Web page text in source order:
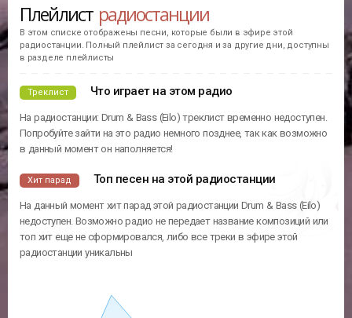
Плейлист радиостанции
В этом списке отображены песни, которые были в эфире этой
радиостанции. Полный плейлист за сегодня и за другие дни, доступны
в разделе плейлисты
Треклист Что играет на этом радио
На радиостанции: Drum & Bass (Eilo) треклист временно недоступен.
Попробуйте зайти на это радио немного позднее, так как возможно
в данный момент он наполняется!
Хит парад Топ песен на этой радиостанции
На данный момент хит парад этой радиостанции Drum & Bass (Eilo)
недоступен. Возможно радио не передает название композиций или
топ хит еще не сформировался, либо все треки в эфире этой
радиостанции уникальны